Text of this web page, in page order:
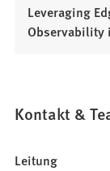
Leveraging
Observability
Kontakt &
Leitung